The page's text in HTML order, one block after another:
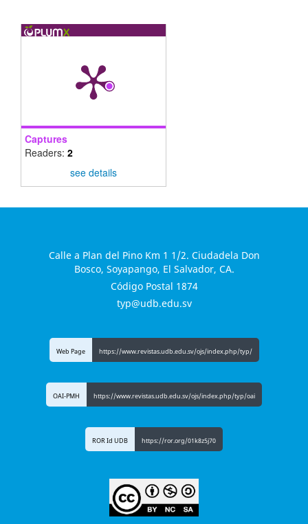
Captures
Readers: 2
see details
Calle a Plan del Pino Km 1 1/2. Ciudadela Don
Bosco, Soyapango, El Salvador, CA.
Código Postal 1874
typ@udb.edu.sv
Web Page https://www.revistas.udb.edu.sv/ojs/index.php/typ/
OAI-PMH https://www.revistas.udb.edu.sv/ojs/index.php/typ/oai
ROR Id UDB https://ror.org/01k8z5j70